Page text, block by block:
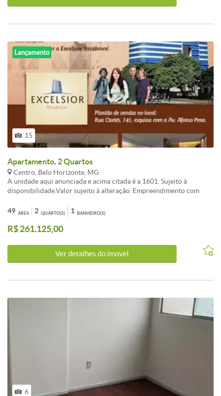
Lançamento
15
Apartamento, 2 Quartos
Centro, Belo Horizonte, MG
A unidade aqui anunciada e acima citada é a 1601. Sujeito à
disponibilidade.Valor sujeito à alteração. Empreendimento com
posicionamentos diversos.Serão entregues com vãos livres, sem
divisões internas, exceto banheiro.Visite no local os apartamentos
decorados.
ÁREA
49 QUARTO(S)
2 BANHEIRO(S)
1
R$ 261.125,00
Ver detalhes do ímovel
6